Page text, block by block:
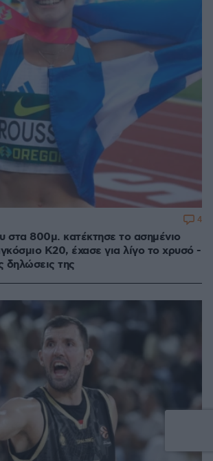
στα 800μ. κατέκτησε το ασημένιο
Κ20, έχασε για λίγο το χρυσό -
δηλώσεις της
4